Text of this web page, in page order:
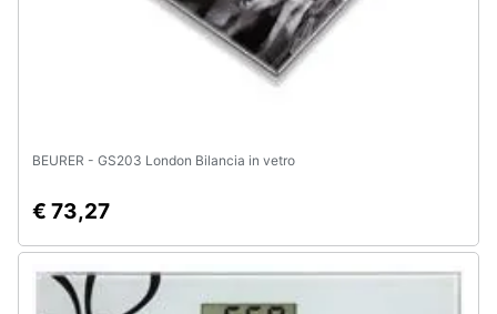
BEURER - GS203 London Bilancia in vetro
€ 73,27